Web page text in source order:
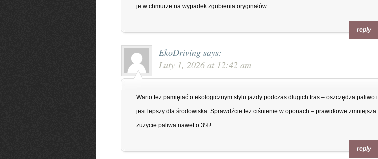
je w chmurze na wypadek zgubienia oryginałów.
reply
EkoDriving says:
Luty 1, 2026 at 12:42 am
Warto też pamiętać o ekologicznym stylu jazdy podczas długich tras – oszczędza paliwo i
jest lepszy dla środowiska. Sprawdźcie też ciśnienie w oponach – prawidłowe zmniejsza
zużycie paliwa nawet o 3%!
reply